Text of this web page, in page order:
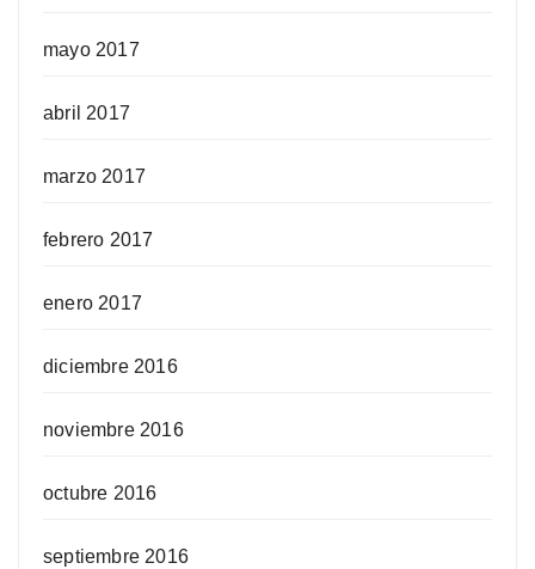
mayo 2017
abril 2017
marzo 2017
febrero 2017
enero 2017
diciembre 2016
noviembre 2016
octubre 2016
septiembre 2016